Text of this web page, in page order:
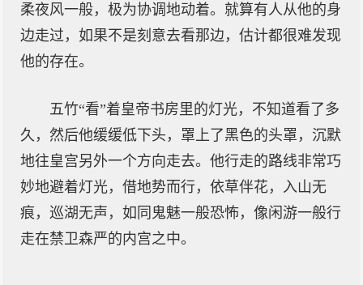
柔夜风一般，极为协调地动着。就算有人从他的身
边走过，如果不是刻意去看那边，估计都很难发现
他的存在。
五竹“看”着皇帝书房里的灯光，不知道看了多
久，然后他缓缓低下头，罩上了黑色的头罩，沉默
地往皇宫另外一个方向走去。他行走的路线非常巧
妙地避着灯光，借地势而行，依草伴花，入山无
痕，巡湖无声，如同鬼魅一般恐怖，像闲游一般行
走在禁卫森严的内宫之中。